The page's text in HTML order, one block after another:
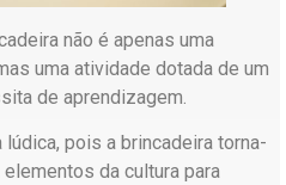
não é apenas uma
uma atividade dotada de um
de aprendizagem.
pois a brincadeira torna-
da cultura para